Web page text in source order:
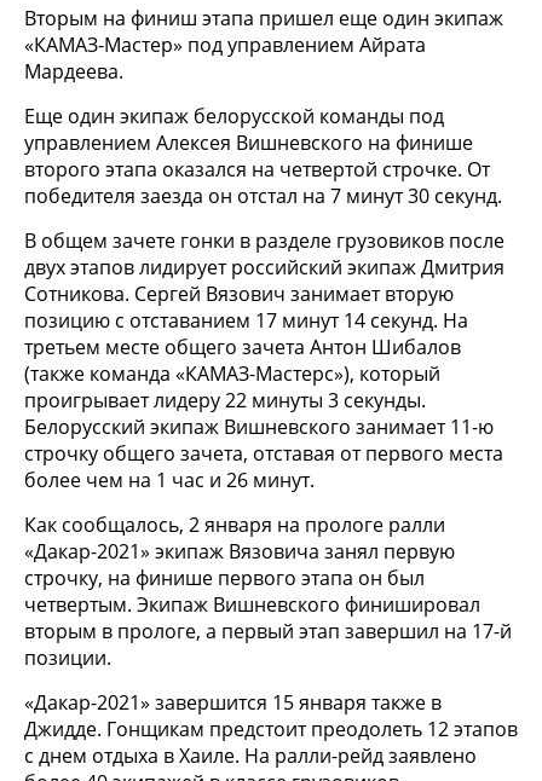
Вторым на финиш этапа пришел еще один экипаж
«КАМАЗ-Мастер» под управлением Айрата
Мардеева.
Еще один экипаж белорусской команды под
управлением Алексея Вишневского на финише
второго этапа оказался на четвертой строчке. От
победителя заезда он отстал на 7 минут 30 секунд.
В общем зачете гонки в разделе грузовиков после
двух этапов лидирует российский экипаж Дмитрия
Сотникова. Сергей Вязович занимает вторую
позицию с отставанием 17 минут 14 секунд. На
третьем месте общего зачета Антон Шибалов
(также команда «КАМАЗ-Мастерс»), который
проигрывает лидеру 22 минуты 3 секунды.
Белорусский экипаж Вишневского занимает 11-ю
строчку общего зачета, отставая от первого места
более чем на 1 час и 26 минут.
Как сообщалось, 2 января на прологе ралли
«Дакар-2021» экипаж Вязовича занял первую
строчку, на финише первого этапа он был
четвертым. Экипаж Вишневского финишировал
вторым в прологе, а первый этап завершил на 17-й
позиции.
«Дакар-2021» завершится 15 января также в
Джидде. Гонщикам предстоит преодолеть 12 этапов
с днем отдыха в Хаиле. На ралли-рейд заявлено